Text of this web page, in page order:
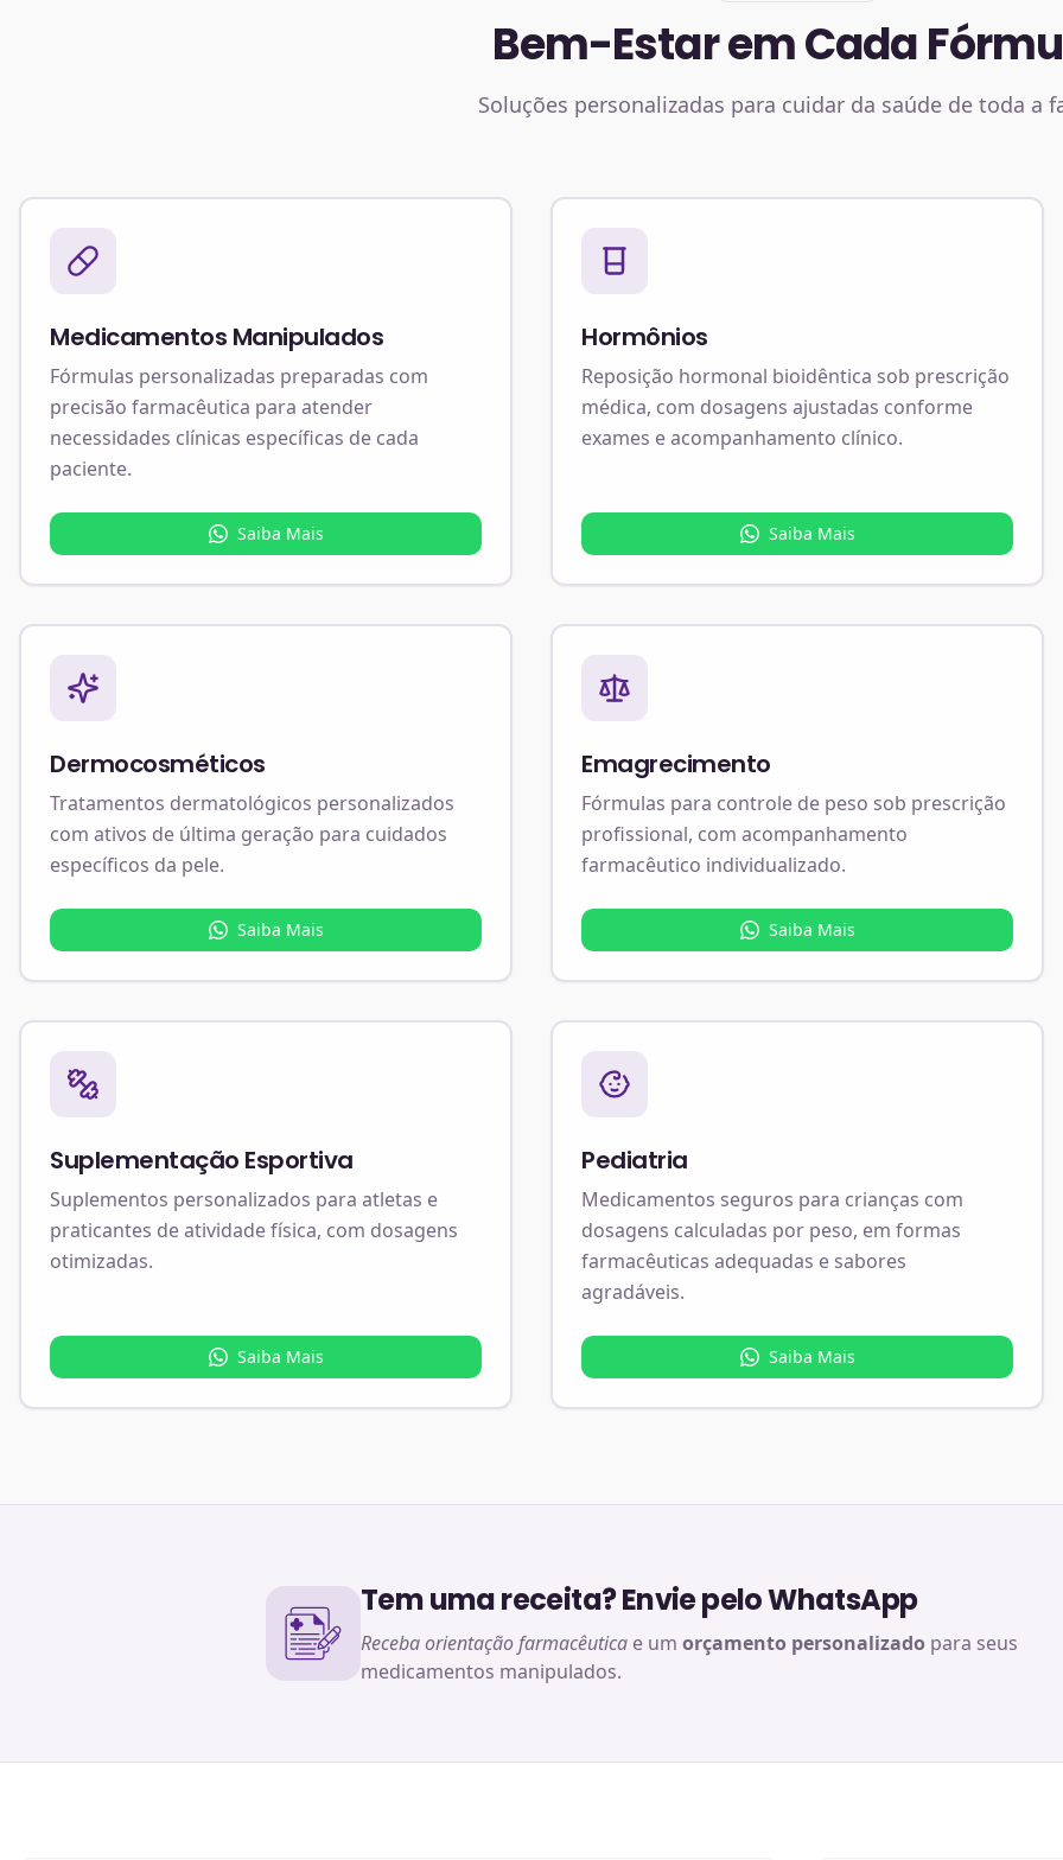
Bem-Estar em Cada
Soluções personalizadas para cuidar da saúde de toda a
Medicamentos Manipulados
Fórmulas personalizadas preparadas com
precisão farmacêutica para atender
necessidades clínicas específicas de cada
paciente.
Saiba Mais
Hormônios
Reposição hormonal bioidêntica sob prescrição
médica, com dosagens ajustadas conforme
exames e acompanhamento clínico.
Saiba Mais
Dermocosméticos
Tratamentos dermatológicos personalizados
com ativos de última geração para cuidados
específicos da pele.
Saiba Mais
Emagrecimento
Fórmulas para controle de peso sob prescrição
profissional, com acompanhamento
farmacêutico individualizado.
Saiba Mais
Suplementação Esportiva
Suplementos personalizados para atletas e
praticantes de atividade física, com dosagens
otimizadas.
Saiba Mais
Pediatria
Medicamentos seguros para crianças com
dosagens calculadas por peso, em formas
farmacêuticas adequadas e sabores
agradáveis.
Saiba Mais
Tem uma receita? Envie pelo WhatsApp
Receba orientação farmacêutica e um orçamento personalizado para seus
medicamentos manipulados.